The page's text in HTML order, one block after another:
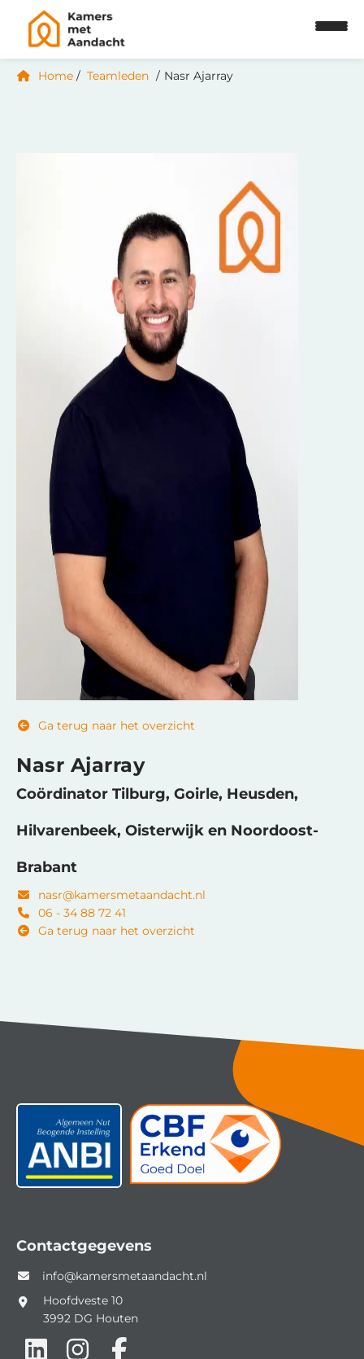
Home Teamleden Nasr Ajarray
Ga terug naar het overzicht
Nasr Ajarray
Coördinator Tilburg, Goirle, Heusden,
Hilvarenbeek, Oisterwijk en Noordoost-
Brabant
nasr@kamersmetaandacht.nl
06 - 34 88 72 41
Ga terug naar het overzicht
Contactgegevens
info@kamersmetaandacht.nl
Hoofdveste 10
3992 DG Houten